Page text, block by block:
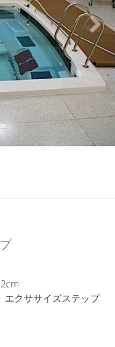
エクササイズステップ